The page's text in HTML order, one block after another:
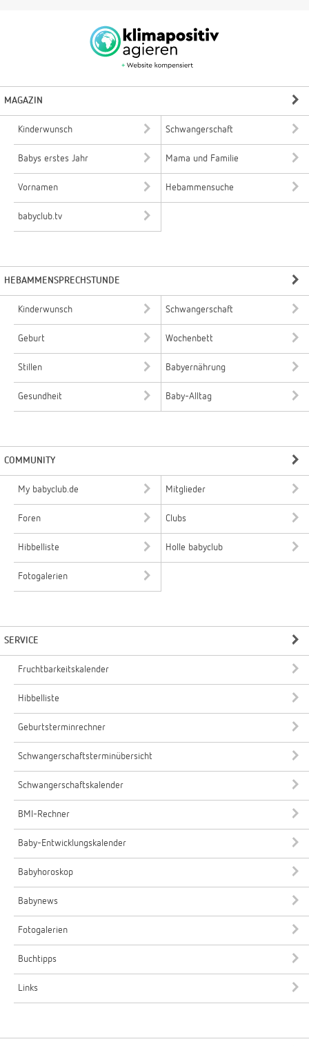
MAGAZIN
Kinderwunsch Schwangerschaft
Babys erstes Jahr Mama und Familie
Vornamen Hebammensuche
babyclub.tv
HEBAMMENSPRECHSTUNDE
Kinderwunsch Schwangerschaft
Geburt Wochenbett
Stillen Babyernährung
Gesundheit Baby-Alltag
COMMUNITY
My babyclub.de Mitglieder
Foren Clubs
Hibbelliste Holle babyclub
Fotogalerien
SERVICE
Fruchtbarkeitskalender
Hibbelliste
Geburtsterminrechner
Schwangerschaftsterminübersicht
Schwangerschaftskalender
BMI-Rechner
Baby-Entwicklungskalender
Babyhoroskop
Babynews
Fotogalerien
Buchtipps
Links